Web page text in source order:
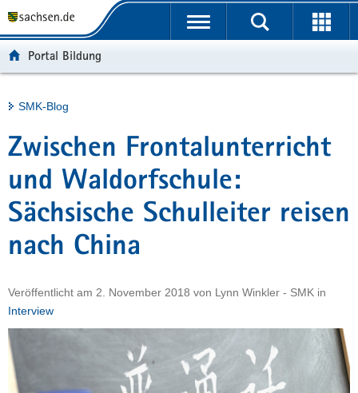
t
b
e
r
g
r
i
a
u
n
h
a
l
t
e
v
c
e
Portalübergreifende
Portal Bildung
Hauptinhalt
SMK-Blog
Zwischen Frontalunterricht
und Waldorfschule:
Sächsische Schulleiter reisen
nach China
Veröffentlicht am 2. November 2018 von Lynn Winkler - SMK in
Interview